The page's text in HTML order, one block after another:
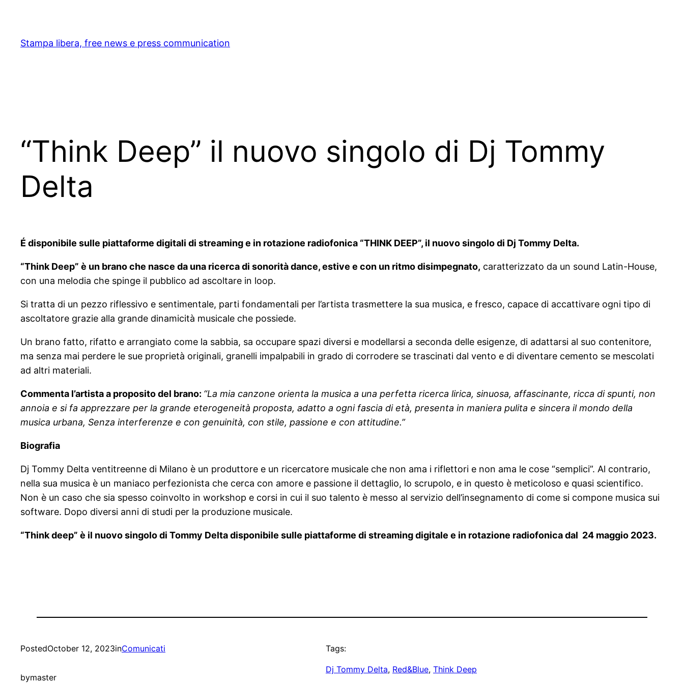
content
Stampa libera, free news e press communication
“Think Deep” il nuovo singolo di Dj Tommy
Delta
É disponibile sulle piattaforme digitali di streaming e in rotazione radiofonica “THINK DEEP”, il nuovo singolo di Dj Tommy Delta.
“Think Deep” è un brano che nasce da una ricerca di sonorità dance, estive e con un ritmo disimpegnato, caratterizzato da un sound Latin-House,
con una melodia che spinge il pubblico ad ascoltare in loop.
Si tratta di un pezzo riflessivo e sentimentale, parti fondamentali per l’artista trasmettere la sua musica, e fresco, capace di accattivare ogni tipo di
ascoltatore grazie alla grande dinamicità musicale che possiede.
Un brano fatto, rifatto e arrangiato come la sabbia, sa occupare spazi diversi e modellarsi a seconda delle esigenze, di adattarsi al suo contenitore,
ma senza mai perdere le sue proprietà originali, granelli impalpabili in grado di corrodere se trascinati dal vento e di diventare cemento se mescolati
ad altri materiali.
Commenta l’artista a proposito del brano: “La mia canzone orienta la musica a una perfetta ricerca lirica, sinuosa, affascinante, ricca di spunti, non
annoia e si fa apprezzare per la grande eterogeneità proposta, adatto a ogni fascia di età, presenta in maniera pulita e sincera il mondo della
musica urbana, Senza interferenze e con genuinità, con stile, passione e con attitudine.”
Biografia
Dj Tommy Delta ventitreenne di Milano è un produttore e un ricercatore musicale che non ama i riflettori e non ama le cose “semplici”. Al contrario,
nella sua musica è un maniaco perfezionista che cerca con amore e passione il dettaglio, lo scrupolo, e in questo è meticoloso e quasi scientifico.
Non è un caso che sia spesso coinvolto in workshop e corsi in cui il suo talento è messo al servizio dell’insegnamento di come si compone musica sui
software. Dopo diversi anni di studi per la produzione musicale.
“Think deep” è il nuovo singolo di Tommy Delta disponibile sulle piattaforme di streaming digitale e in rotazione radiofonica dal 24 maggio 2023.
PostedOctober 12, 2023inComunicati
bymaster
Tags:
Dj Tommy Delta, Red&Blue, Think Deep